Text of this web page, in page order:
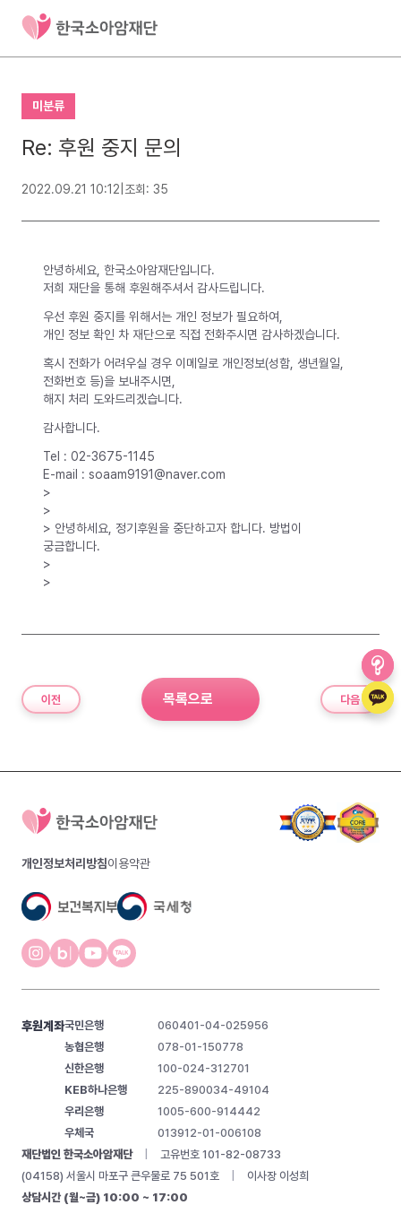
미분류
Re: 후원 중지 문의
2022.09.21 10:12 조회: 35
안녕하세요, 한국소아암재단입니다.
저희 재단을 통해 후원해주셔서 감사드립니다.
우선 후원 중지를 위해서는 개인 정보가 필요하여,
개인 정보 확인 차 재단으로 직접 전화주시면 감사하겠습니다.
혹시 전화가 어려우실 경우 이메일로 개인정보(성함, 생년월일,
전화번호 등)을 보내주시면,
해지 처리 도와드리겠습니다.
감사합니다.
Tel : 02-3675-1145
E-mail : soaam9191@naver.com
>
>
> 안녕하세요, 정기후원을 중단하고자 합니다. 방법이
궁금합니다.
>
>
이전 목록으로 다음
개인정보처리방침이용약관
재단법인 한국소아암재단
고유번호 101-82-08733
(04158) 서울시 마포구 큰우물로 75 501호
이사장 이성희
상담시간 (월~금) 10:00 ~ 17:00
후원계좌국민은행
060401-04-025956
농협은행
078-01-150778
신한은행
100-024-312701
KEB하나은행
225-890034-49104
우리은행
1005-600-914442
우체국
013912-01-006108